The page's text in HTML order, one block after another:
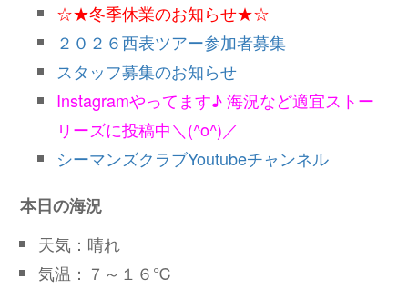
☆★冬季休業のお知らせ★☆
２０２６西表ツアー参加者募集
スタッフ募集のお知らせ
Instagramやってます♪ 海況など適宜ストー
リーズに投稿中＼(^o^)／
シーマンズクラブYoutubeチャンネル
本日の海況
天気：晴れ
気温：７～１６℃